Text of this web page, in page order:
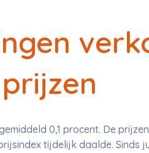
0,1 procent. De
tijdelijk daalde. Sinds